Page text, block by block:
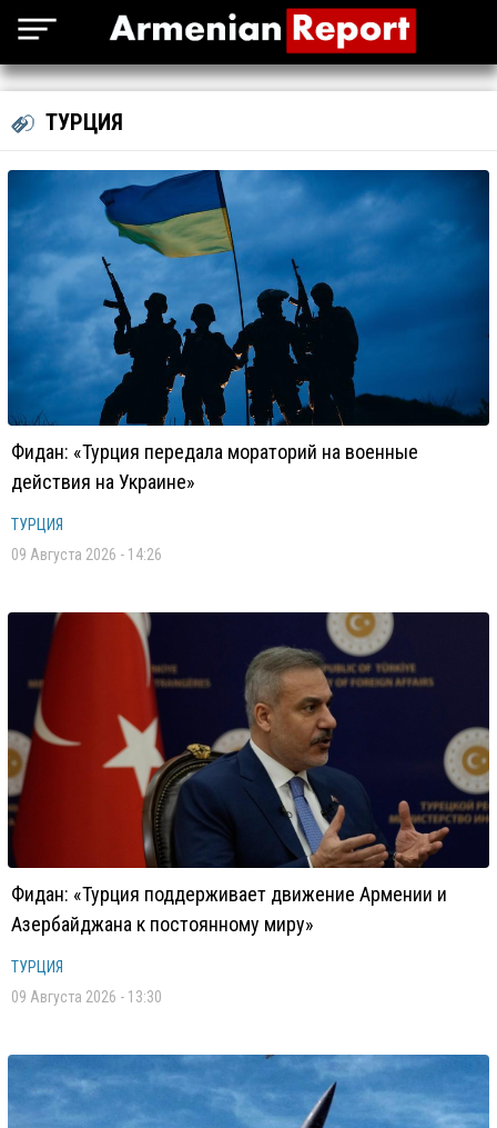
ТУРЦИЯ
Фидан: «Турция передала мораторий на военные
действия на Украине»
ТУРЦИЯ
09 Августа 2026 - 14:26
Фидан: «Турция поддерживает движение Армении и
Азербайджана к постоянному миру»
ТУРЦИЯ
09 Августа 2026 - 13:30